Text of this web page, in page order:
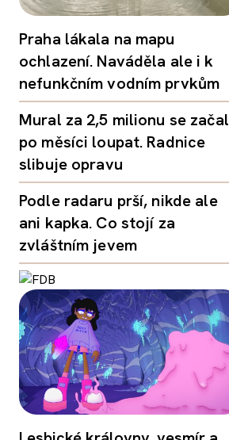
Praha lákala na mapu
ochlazení. Naváděla ale i k
nefunkčním vodním prvkům
Mural za 2,5 milionu se začal
po měsíci loupat. Radnice
slibuje opravu
Podle radaru prší, nikde ale
ani kapka. Co stojí za
zvláštním jevem